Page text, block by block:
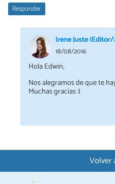
Responder
Irene Juste
18/08/2016
Hola Edwin,
Nos alegramos de que te
Muchas gracias :)
Volver